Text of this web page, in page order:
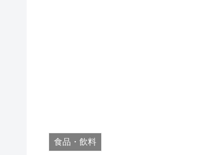
食品・飲料